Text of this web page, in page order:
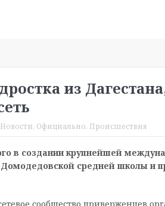
из
Новости, Официально, Происшествия
в создании крупнейшей
средней школы и